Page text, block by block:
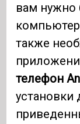
вам нужно
также
телефон